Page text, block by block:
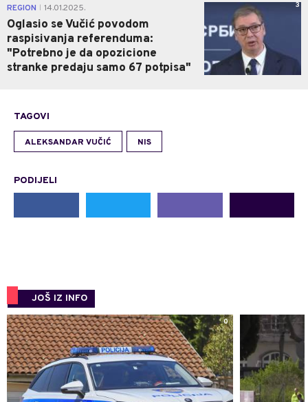
REGION 14.01.2025.
Oglasio se Vučić povodom
raspisivanja referenduma:
"Potrebno je da opozicione
stranke predaju samo 67 potpisa"
3
TAGOVI
ALEKSANDAR VUČIĆ NIS
PODIJELI
JOŠ IZ INFO
0